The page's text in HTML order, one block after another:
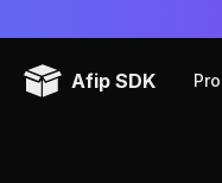
Afip SDK